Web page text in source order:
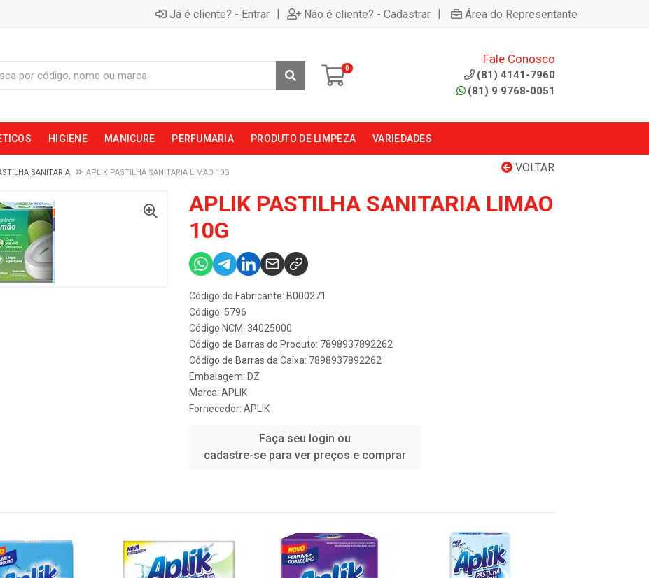
Já é cliente? - Entrar | Não é cliente? - Cadastrar | Área do Representante
0
Fale Conosco
(81) 4141-7960
(81) 9 9768-0051
HIGIENE MANICURE PERFUMARIA PRODUTO DE LIMPEZA VARIEDADES
VOLTAR
SANITARIA APLIK PASTILHA SANITARIA LIMAO 10G
APLIK PASTILHA SANITARIA LIMAO
10G
Código do Fabricante: B000271
Código: 5796
Código NCM: 34025000
Código de Barras do Produto: 7898937892262
Código de Barras da Caixa: 7898937892262
Embalagem: DZ
Marca: APLIK
Fornecedor: APLIK
Faça seu login ou
cadastre-se para ver preços e comprar